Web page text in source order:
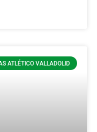
ATLÉTICO VALLADOLID